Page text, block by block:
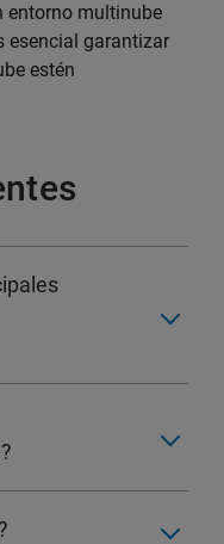
entorno multinube
esencial garantizar
estén